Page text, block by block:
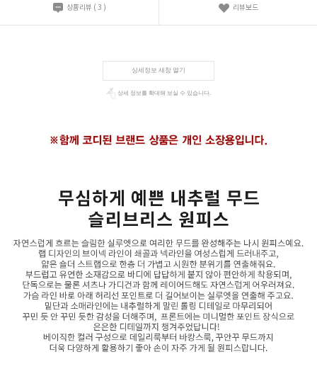
상품리뷰 ( 3 ) 리뷰보드
상세정보 새창 열기
상세 정보를 확대해 보실 수 있습니다.